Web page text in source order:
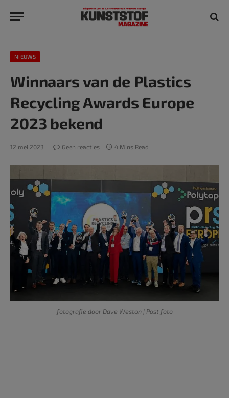
NIEUWS
Winnaars van de Plastics
Recycling Awards Europe
2023 bekend
12 mei 2023 Geen reacties 4 Mins Read
fotografie door Dave Weston | Post foto